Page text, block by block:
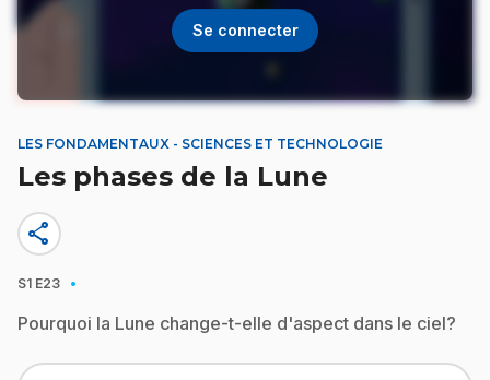
Se connecter
LES FONDAMENTAUX - SCIENCES ET TECHNOLOGIE
Les phases de la Lune
share
S1 E23 ·
Pourquoi la Lune change-t-elle d'aspect dans le ciel?